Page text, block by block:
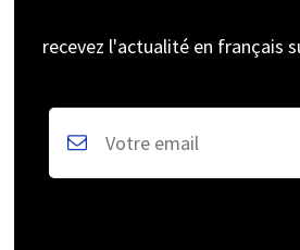
recevez l'actualité en français